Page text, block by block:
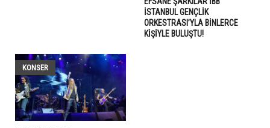
İSTANBUL GENÇLİK
ORKESTRASI’YLA BİNLERCE
KİŞİYLE BULUŞTU!
KONSER